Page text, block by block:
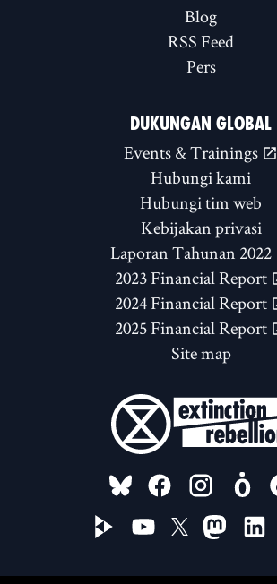
Blog
RSS Feed
Pers
DUKUNGAN GLOBAL
Events & Trainings
Hubungi kami
Hubungi tim web
Kebijakan privasi
Laporan Tahunan 2022
2023 Financial Report
2024 Financial Report
2025 Financial Report
Site map
FOLLOW US ON